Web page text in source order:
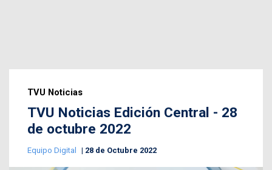
TVU Noticias
TVU Noticias Edición Central - 28
de octubre 2022
Equipo Digital 28 de Octubre 2022